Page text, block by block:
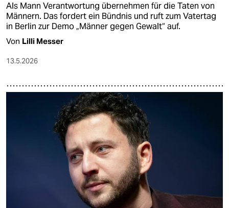
Als Mann Verantwortung übernehmen für die Taten von
Männern. Das fordert ein Bündnis und ruft zum Vatertag
in Berlin zur Demo „Männer gegen Gewalt“ auf.
Von Lilli Messer
13.5.2026